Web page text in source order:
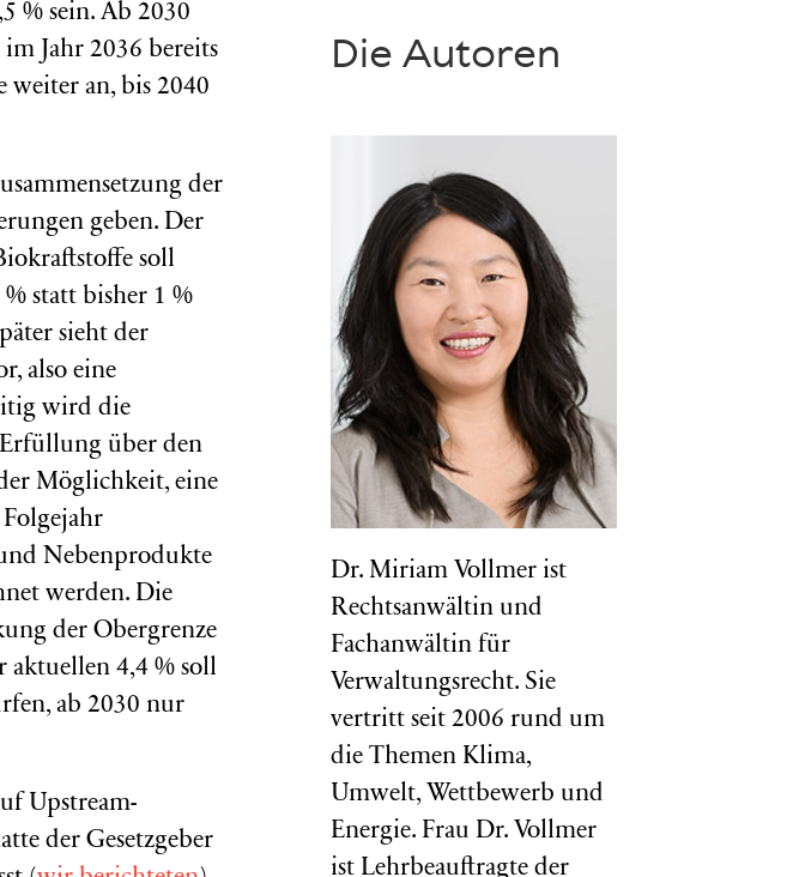
% sein. Ab 2030
Jahr 2036 bereits
weiter an, bis 2040
der
geben. Der
soll
statt bisher 1 %
sieht der
also eine
wird die
über den
Möglichkeit, eine
Nebenprodukte
werden. Die
der Obergrenze
4,4 % soll
ab 2030 nur
Upstream-
der Gesetzgeber
Die Autoren
Dr. Miriam Vollmer ist
Rechtsanwältin und
Fachanwältin für
Verwaltungsrecht. Sie
vertritt seit 2006 rund um
die Themen Klima,
Umwelt, Wettbewerb und
Energie. Frau Dr. Vollmer
ist Lehrbeauftragte der